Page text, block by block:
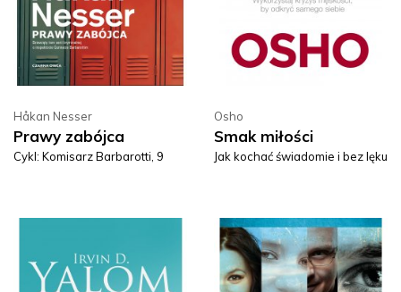
Håkan Nesser
Prawy zabójca
Cykl: Komisarz Barbarotti, 9
Osho
Smak miłości
Jak kochać świadomie i bez lęku